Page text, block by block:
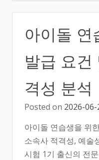
아이돌
발급 요건
격성 분석
Posted on 2026-06-
아이돌 연습생을 위
소속사 적격성, 예술
시험 1기 출신의 전